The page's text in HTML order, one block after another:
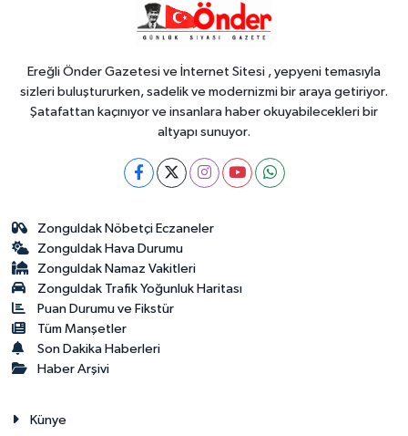
17:17Bursa Büyükşehir
Harmancık'ta da yolları yeniliyor
Ereğli Önder Gazetesi ve İnternet Sitesi , yepyeni temasıyla
sizleri buluştururken, sadelik ve modernizmi bir araya getiriyor.
Şatafattan kaçınıyor ve insanlara haber okuyabilecekleri bir
altyapı sunuyor.
Zonguldak Nöbetçi Eczaneler
Zonguldak Hava Durumu
Zonguldak Namaz Vakitleri
Zonguldak Trafik Yoğunluk Haritası
Puan Durumu ve Fikstür
Tüm Manşetler
Son Dakika Haberleri
Haber Arşivi
Künye